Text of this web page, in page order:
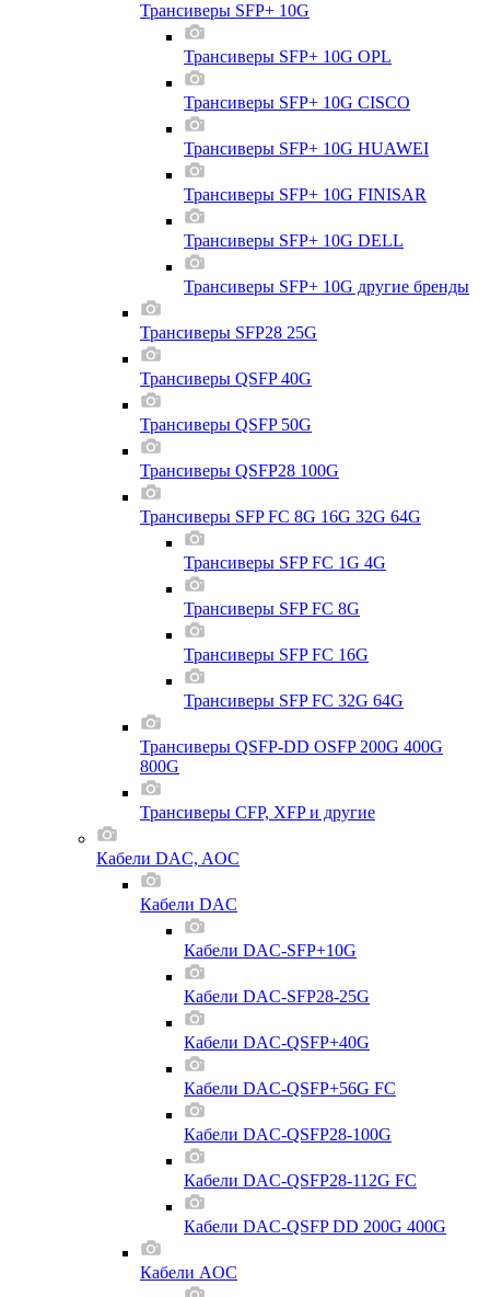
Трансиверы SFP+ 10G
Трансиверы SFP+ 10G OPL
Трансиверы SFP+ 10G CISCO
Трансиверы SFP+ 10G HUAWEI
Трансиверы SFP+ 10G FINISAR
Трансиверы SFP+ 10G DELL
Трансиверы SFP+ 10G другие бренды
Трансиверы SFP28 25G
Трансиверы QSFP 40G
Трансиверы QSFP 50G
Трансиверы QSFP28 100G
Трансиверы SFP FC 8G 16G 32G 64G
Трансиверы SFP FC 1G 4G
Трансиверы SFP FC 8G
Трансиверы SFP FC 16G
Трансиверы SFP FC 32G 64G
Трансиверы QSFP-DD OSFP 200G 400G
800G
Трансиверы CFP, XFP и другие
Кабели DAC, AOC
Кабели DAC
Кабели DAC-SFP+10G
Кабели DAC-SFP28-25G
Кабели DAC-QSFP+40G
Кабели DAC-QSFP+56G FC
Кабели DAC-QSFP28-100G
Кабели DAC-QSFP28-112G FC
Кабели DAC-QSFP DD 200G 400G
Кабели AOC